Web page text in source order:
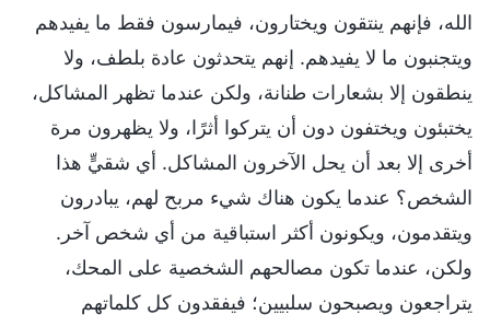
الله، فإنهم ينتقون ويختارون، فيمارسون فقط ما يفيدهم
ويتجنبون ما لا يفيدهم. إنهم يتحدثون عادة بلطف، ولا
ينطقون إلا بشعارات طنانة، ولكن عندما تظهر المشاكل،
يختبئون ويختفون دون أن يتركوا أثرًا، ولا يظهرون مرة
أخرى إلا بعد أن يحل الآخرون المشاكل. أي شقيٍّ هذا
الشخص؟ عندما يكون هناك شيء مربح لهم، يبادرون
ويتقدمون، ويكونون أكثر استباقية من أي شخص آخر.
ولكن، عندما تكون مصالحهم الشخصية على المحك،
يتراجعون ويصبحون سلبيين؛ فيفقدون كل كلماتهم